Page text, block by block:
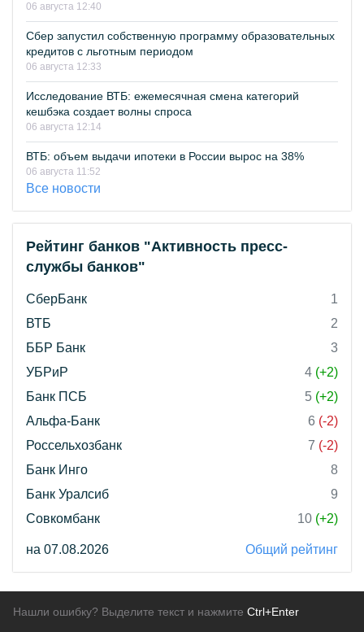
06 августа 12:40
Сбер запустил собственную программу образовательных
кредитов с льготным периодом
06 августа 12:33
Исследование ВТБ: ежемесячная смена категорий
кешбэка создает волны спроса
06 августа 12:14
ВТБ: объем выдачи ипотеки в России вырос на 38%
06 августа 11:52
Все новости
Рейтинг банков "Активность пресс-
службы банков"
СберБанк
1
ВТБ
2
ББР Банк
3
УБРиР
4 (+2)
Банк ПСБ
5 (+2)
Альфа-Банк
6 (-2)
Россельхозбанк
7 (-2)
Банк Инго
8
Банк Уралсиб
9
Совкомбанк
10 (+2)
на 07.08.2026 Общий рейтинг
Нашли ошибку? Выделите текст и нажмите Ctrl+Enter